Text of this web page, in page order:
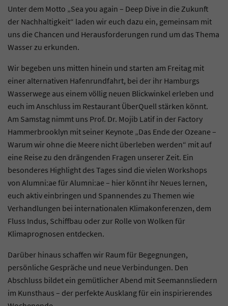
Unter dem Motto „Sea you again – Deep Dive in die Zukunft
der Nachhaltigkeit“ laden wir euch dazu ein, gemeinsam mit
uns die Chancen und Herausforderungen rund um das Thema
Wasser zu erkunden.
Wir begeben uns mitten hinein und starten am Freitag mit
einer alternativen Hafenrundfahrt, bei der ihr Hamburgs
Wasserwege aus einem völlig neuen Blickwinkel erleben und
euch im Anschluss im Restaurant ÜberQuell stärken könnt.
Am Samstag nimmt uns Prof. Dr. Mojib Latif in der Factory
Hammerbrooklyn mit seiner Keynote „Das Ende der Ozeane –
Warum wir ohne die Meere nicht überleben werden“ mit auf
eine Reise zu den drängenden Fragen unserer Zeit. Ein
besonderes Highlight des Tages sind die vielen Workshops
von Alumni:ae für Alumni:ae – hier könnt ihr Neues lernen,
euch aktiv einbringen und Spannendes zu Themen wie
Verhandlungen bei internationalen Klimakonferenzen, dem
Fluss Indus, Schiffbau oder zur Rolle von Wolken für
Klimaprognosen entdecken.
Darüber hinaus schaffen wir Raum für Begegnungen,
persönliche Gespräche und neue Verbindungen. Den
Abschluss bildet ein gemütlicher Abend mit Seemannsliedern
im Kunsthaus – der perfekte Ausklang für ein inspirierendes